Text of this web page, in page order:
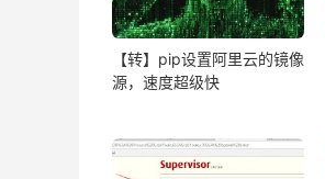
【转】pip设置阿里云的镜像
源，速度超级快